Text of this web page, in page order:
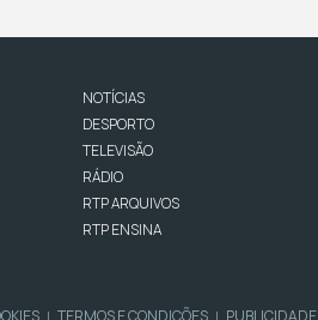
NOTÍCIAS
DESPORTO
TELEVISÃO
RÁDIO
RTP ARQUIVOS
RTP ENSINA
| TERMOS E CONDIÇÕES | PUBLICIDADE